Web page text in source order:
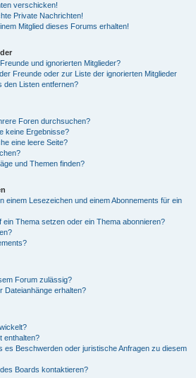
verschicken!
Private Nachrichten!
Mitglied dieses Forums erhalten!
und ignorierten Mitglieder?
Freunde oder zur Liste der ignorierten Mitglieder
den Listen entfernen?
Foren durchsuchen?
keine Ergebnisse?
eine leere Seite?
und Themen finden?
einem Lesezeichen und einem Abonnements für ein
Thema setzen oder ein Thema abonnieren?
Forum zulässig?
Dateianhänge erhalten?
enthalten?
es Beschwerden oder juristische Anfragen zu diesem
Boards kontaktieren?